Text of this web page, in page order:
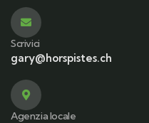
Scrivici
gary@horspistes.ch
Agenzia locale